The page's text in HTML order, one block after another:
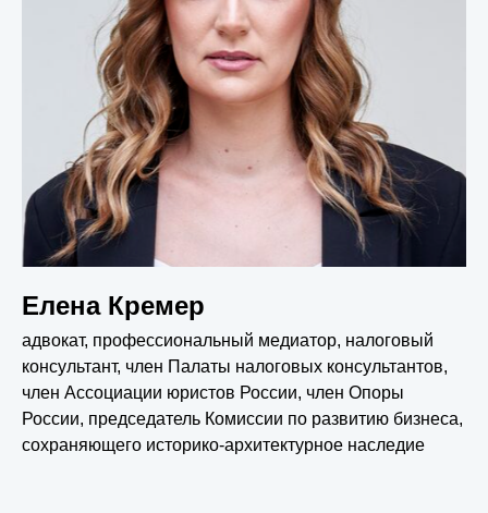
Елена Кремер
адвокат, профессиональный медиатор, налоговый
консультант, член Палаты налоговых консультантов,
член Ассоциации юристов России, член Опоры
России, председатель Комиссии по развитию бизнеса,
сохраняющего историко-архитектурное наследие